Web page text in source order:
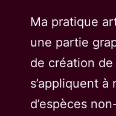
Ma pratique
une partie
de création
s’appliquent
d’espèces